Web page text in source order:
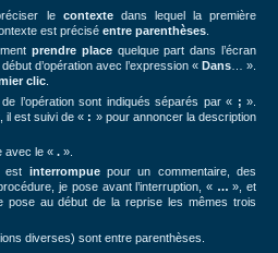
le contextedans lequel la première
est précisé entre parenthèses
prendre placequelque part dans l’écran
d’opération avec l’expression «Dans… ».
clic
l’opération sont indiqués séparés par « ; ».
, il est suivi de « : » pour annoncer la description
avec le « . ».
est interrompuepour un commentaire, des
je pose avant l’interruption, « … », et
pose au début de la reprise les mêmes trois
diverses) sont entre parenthèses.